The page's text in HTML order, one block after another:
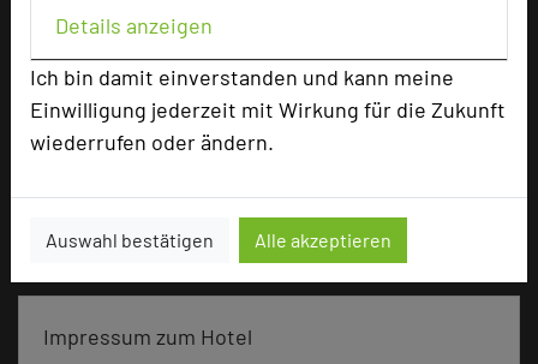
Details anzeigen
Ich bin damit einverstanden und kann meine
Einwilligung jederzeit mit Wirkung für die Zukunft
wiederrufen oder ändern.
Auswahl bestätigen Alle akzeptieren
Besonders geeignet für
Seminar, Konferenz, Klausur, Kreativprozesse
3672 Seiten dieses Hotels wurden in den
Impressum zum Hotel